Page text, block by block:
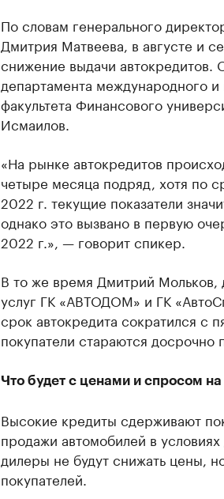
По словам генерального
Дмитрия Матвеева, в августе и
снижение выдачи автокредитов.
департамента международного
факультета Финансового
Исмаилов.
«На рынке автокредитов
четыре месяца подряд, хотя по
2022 г. текущие показатели
однако это вызвано в первую
2022 г.», — говорит спикер.
В то же время Дмитрий Мольков,
услуг ГК «АВТОДОМ» и ГК
срок автокредита сократился с
покупатели стараются досрочно
Что будет с ценами и спросом
Высокие кредиты сдерживают
продажи автомобилей в
дилеры не будут снижать цены,
покупателей.